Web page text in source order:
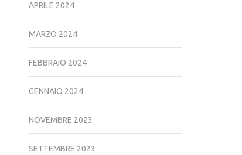
APRILE 2024
MARZO 2024
FEBBRAIO 2024
GENNAIO 2024
NOVEMBRE 2023
SETTEMBRE 2023